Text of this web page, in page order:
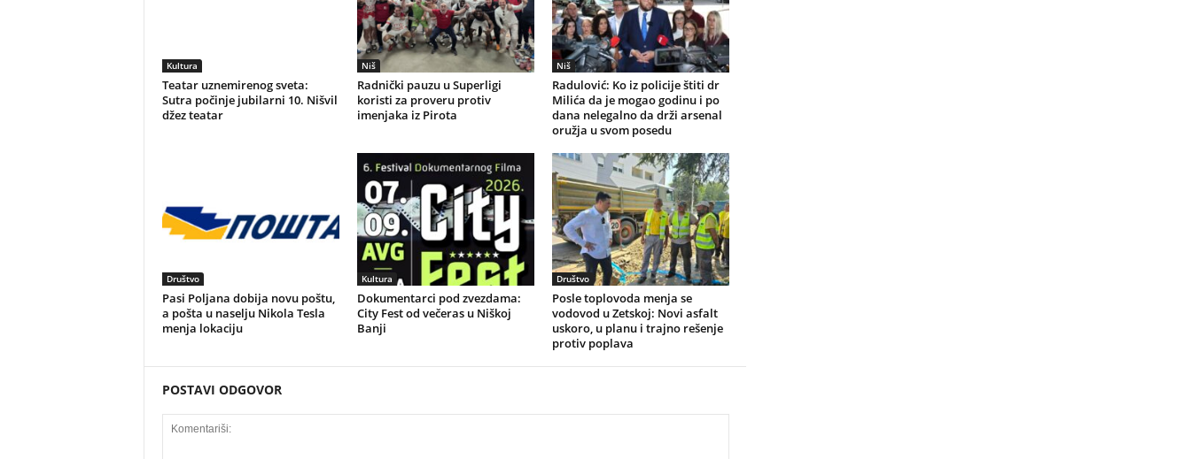
Kultura
Teatar uznemirenog sveta:
Sutra počinje jubilarni 10. Nišvil
džez teatar
Niš
Radnički pauzu u Superligi
koristi za proveru protiv
imenjaka iz Pirota
Niš
Radulović: Ko iz policije štiti dr
Milića da je mogao godinu i po
dana nelegalno da drži arsenal
oružja u svom posedu
Društvo
Pasi Poljana dobija novu poštu,
a pošta u naselju Nikola Tesla
menja lokaciju
Kultura
Dokumentarci pod zvezdama:
City Fest od večeras u Niškoj
Banji
Društvo
Posle toplovoda menja se
vodovod u Zetskoj: Novi asfalt
uskoro, u planu i trajno rešenje
protiv poplava
POSTAVI ODGOVOR